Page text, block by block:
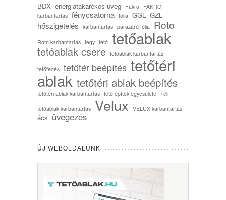
BDX energiatakarékos üveg Fakro FAKRO
karbantartás fénycsatorna fólia GGL GZL
hőszigetelés karbantartás párazáró fólia Roto
Roto karbantartás tegy tető tetőablak
tetőablak csere tetőablak karbantartás
tetőfedés tetőtér beépítés tetőtéri
ablak tetőtéri ablak beépítés
tetőtéri ablak karbantartás tető építők egyesülete Téli
tetőablak karbantartás Velux VELUX karbantartás
ács üvegezés
ÚJ WEBOLDALUNK